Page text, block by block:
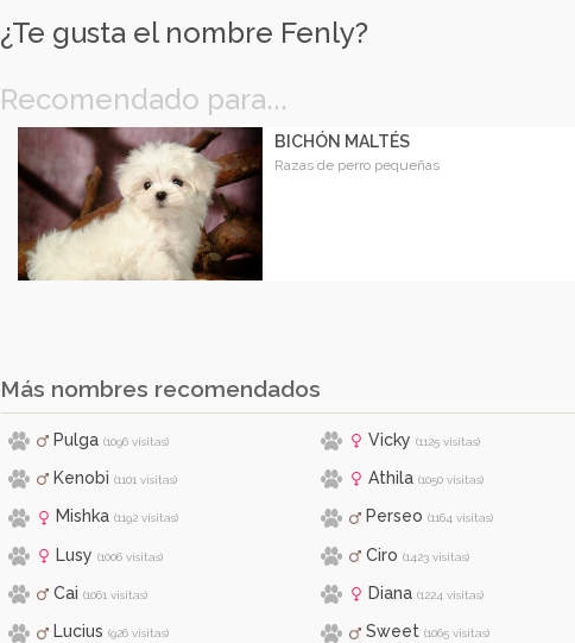
¿Te gusta el nombre Fenly?
Recomendado para...
BICHÓN MALTÉS
Razas de perro pequeñas
Más nombres recomendados
Pulga (1096 visitas) Vicky (1125 visitas)
Kenobi (1101 visitas) Athila (1050 visitas)
Mishka (1192 visitas) Perseo (1164 visitas)
Lusy (1006 visitas) Ciro (1423 visitas)
Cai (1061 visitas) Diana (1224 visitas)
Lucius (926 visitas) Sweet (1065 visitas)